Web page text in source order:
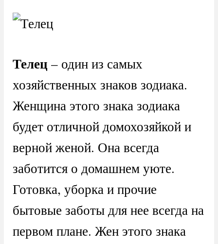
Телец – один из самых
хозяйственных знаков зодиака.
Женщина этого знака зодиака
будет отличной домохозяйкой и
верной женой. Она всегда
заботится о домашнем уюте.
Готовка, уборка и прочие
бытовые заботы для нее всегда на
первом плане. Жен этого знака